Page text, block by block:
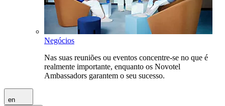
Negócios
Nas suas reuniões ou eventos concentre-se no que é
realmente importante, enquanto os Novotel
Ambassadors garantem o seu sucesso.
en